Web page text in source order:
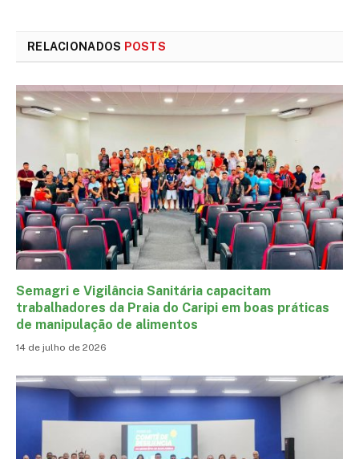
RELACIONADOS POSTS
Semagri e Vigilância Sanitária capacitam
trabalhadores da Praia do Caripi em boas práticas
de manipulação de alimentos
14 de julho de 2026